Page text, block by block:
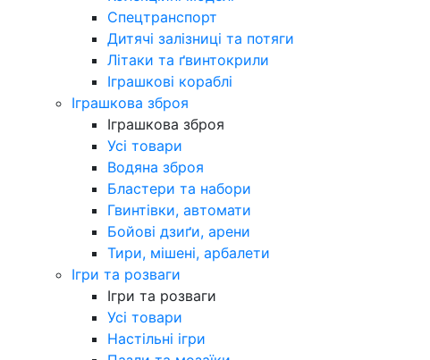
Спецтранспорт
Дитячі залізниці та потяги
Літаки та ґвинтокрили
Іграшкові кораблі
Іграшкова зброя
Іграшкова зброя
Усі товари
Водяна зброя
Бластери та набори
Гвинтівки, автомати
Бойові дзиґи, арени
Тири, мішені, арбалети
Ігри та розваги
Ігри та розваги
Усі товари
Настільні ігри